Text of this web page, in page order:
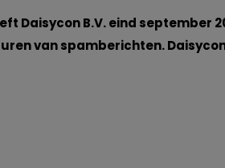
Daisycon B.V. eind september
van spamberichten.